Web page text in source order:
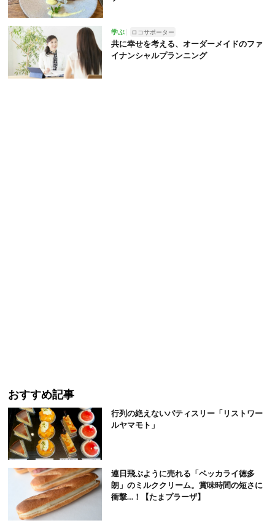
学ぶ ロコサポーター
共に幸せを考える、オーダーメイドのファ
イナンシャルプランニング
おすすめ記事
行列の絶えないパティスリー「リストワー
ルヤマモト」
連日飛ぶように売れる「ベッカライ徳多
朗」のミルククリーム。賞味時間の短さに
衝撃…！【たまプラーザ】